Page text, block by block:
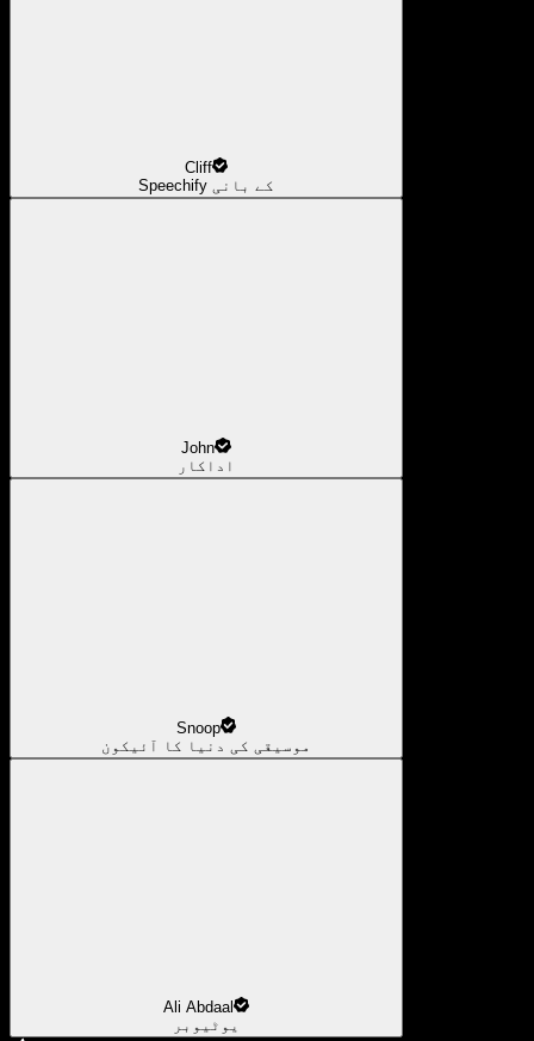
Cliff
Speechify کے بانی
John
اداکار
Snoop
موسیقی کی دنیا کا آئیکون
Ali Abdaal
یوٹیوبر